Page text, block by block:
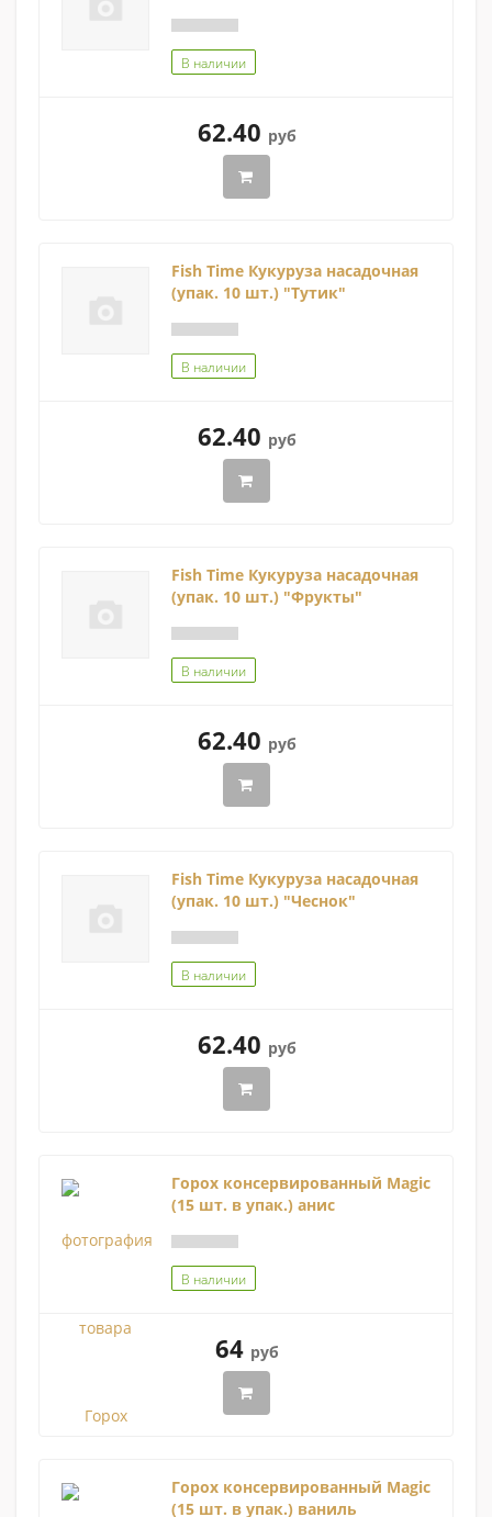
В наличии
62.40 руб
Fish Time Кукуруза насадочная
(упак. 10 шт.) "Тутик"
В наличии
62.40 руб
Fish Time Кукуруза насадочная
(упак. 10 шт.) "Фрукты"
В наличии
62.40 руб
Fish Time Кукуруза насадочная
(упак. 10 шт.) "Чеснок"
В наличии
62.40 руб
Горох консервированный Magic
(15 шт. в упак.) анис
В наличии
64 руб
Горох консервированный Magic
(15 шт. в упак.) ваниль